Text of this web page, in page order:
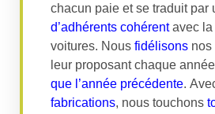
chacun paie et se traduit par
d’adhérents cohérentavec la
voitures. Nous fidélisons nos
leur proposant chaque année
que l’année précédente.
fabrications, nous touchons